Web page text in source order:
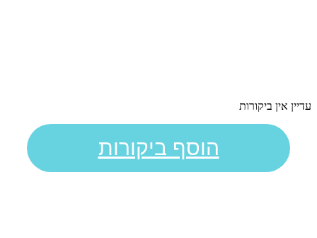
עדיין אין ביקורות
הוסף ביקורות